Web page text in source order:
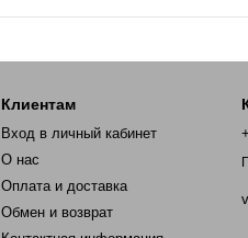
Клиентам
Вход в личный кабинет
О нас
Оплата и доставка
Обмен и возврат